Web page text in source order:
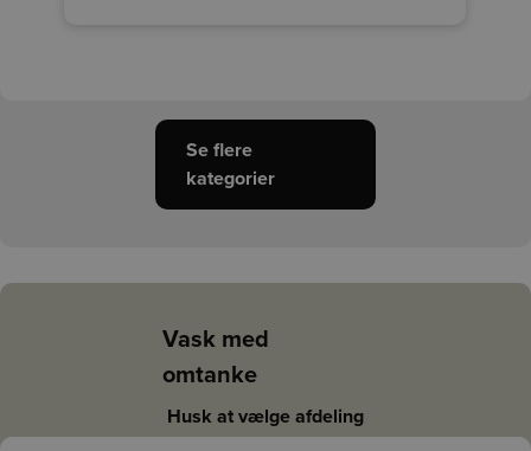
Se flere
kategorier
Vask med
omtanke
Husk at vælge afdeling